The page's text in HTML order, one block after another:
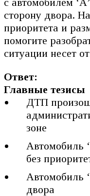
сторону двора.
приоритета и
помогите
ситуации несет
Ответ:
Главные тезисы
ДТП
зоне
Автомобиль
без
Автомобиль
двора